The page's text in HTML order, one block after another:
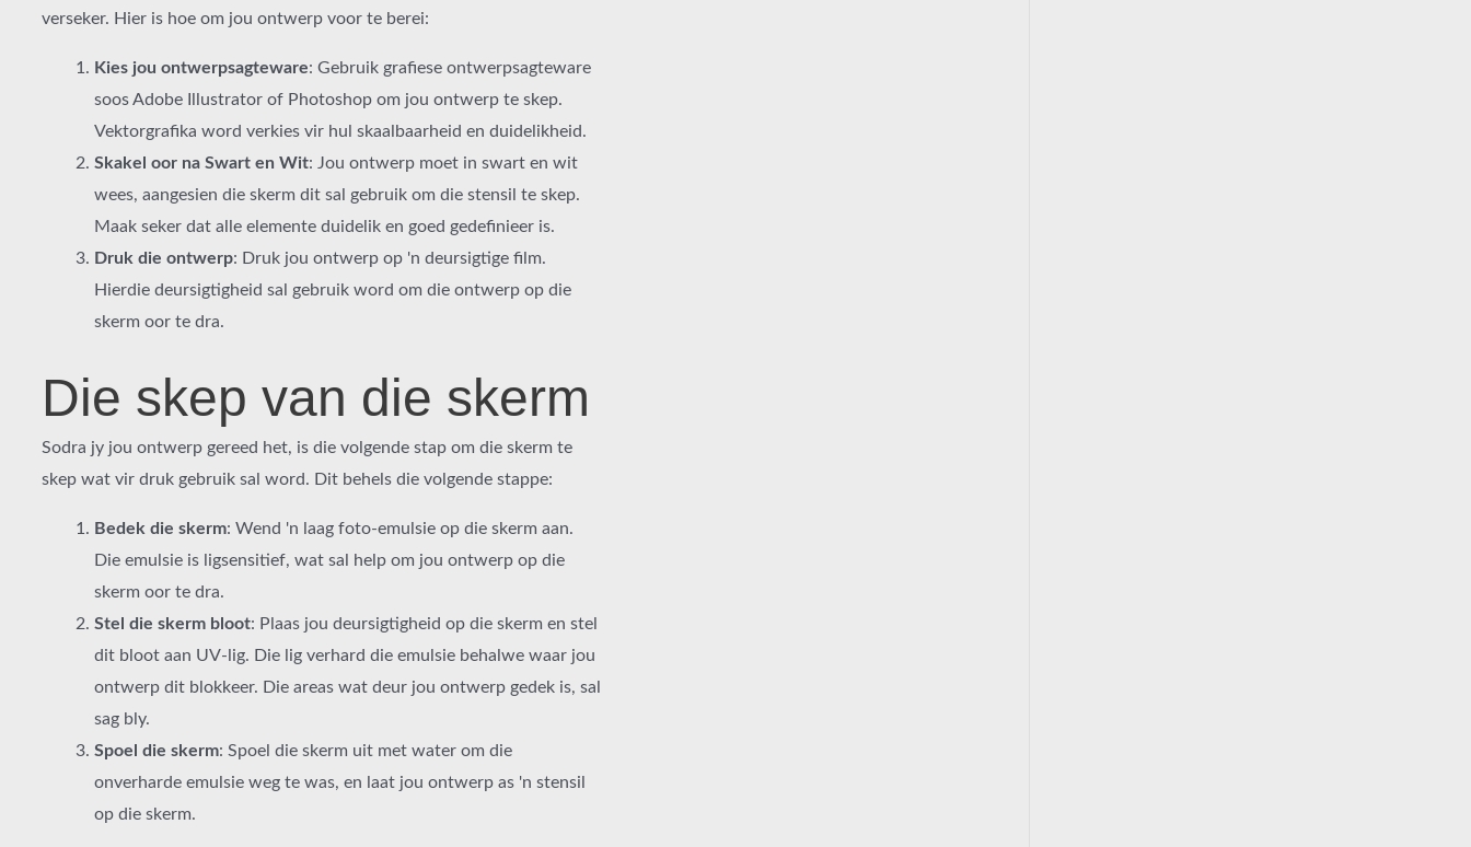
verseker. Hier is hoe om jou ontwerp voor te berei:
Kies jou ontwerpsagteware: Gebruik grafiese ontwerpsagteware
soos Adobe Illustrator of Photoshop om jou ontwerp te skep.
Vektorgrafika word verkies vir hul skaalbaarheid en duidelikheid.
Skakel oor na Swart en Wit: Jou ontwerp moet in swart en wit
wees, aangesien die skerm dit sal gebruik om die stensil te skep.
Maak seker dat alle elemente duidelik en goed gedefinieer is.
Druk die ontwerp: Druk jou ontwerp op 'n deursigtige film.
Hierdie deursigtigheid sal gebruik word om die ontwerp op die
skerm oor te dra.
Die skep van die skerm
Sodra jy jou ontwerp gereed het, is die volgende stap om die skerm te
skep wat vir druk gebruik sal word. Dit behels die volgende stappe:
Bedek die skerm: Wend 'n laag foto-emulsie op die skerm aan.
Die emulsie is ligsensitief, wat sal help om jou ontwerp op die
skerm oor te dra.
Stel die skerm bloot: Plaas jou deursigtigheid op die skerm en stel
dit bloot aan UV-lig. Die lig verhard die emulsie behalwe waar jou
ontwerp dit blokkeer. Die areas wat deur jou ontwerp gedek is, sal
sag bly.
Spoel die skerm: Spoel die skerm uit met water om die
onverharde emulsie weg te was, en laat jou ontwerp as 'n stensil
op die skerm.